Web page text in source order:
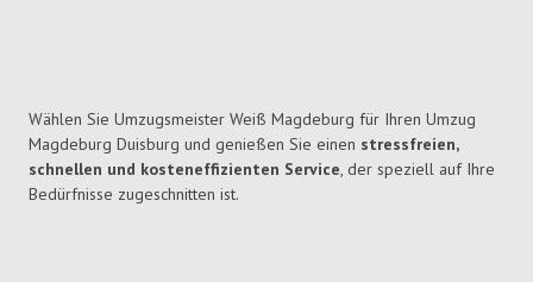
Wählen Sie Umzugsmeister Weiß Magdeburg für Ihren Umzug
Magdeburg Duisburg und genießen Sie einen stressfreien,
schnellen und kosteneffizienten Service, der speziell auf Ihre
Bedürfnisse zugeschnitten ist.